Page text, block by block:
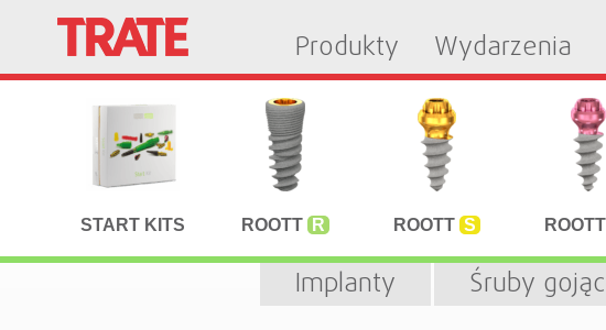
Produkty Wydarzenia
START KITS ROOTT R ROOTT S ROOTT
Implanty Śruby